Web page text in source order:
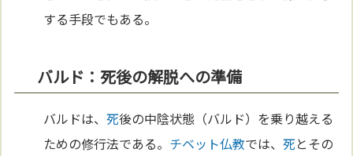
する手段でもある。
バルド：死後の解脱への準備
バルドは、死後の中陰状態（バルド）を乗り越える
ための修行法である。 チベット仏教では、死とその